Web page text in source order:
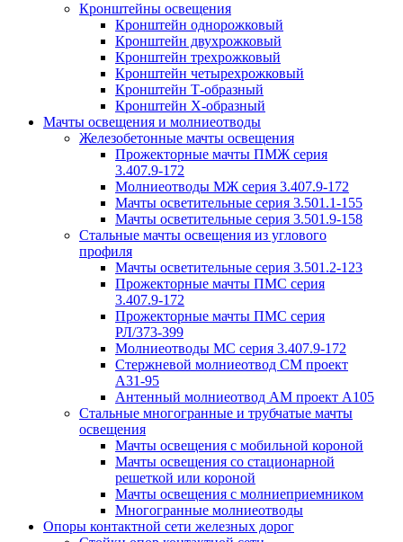
Кронштейны освещения
Кронштейн однорожковый
Кронштейн двухрожковый
Кронштейн трехрожковый
Кронштейн четырехрожковый
Кронштейн Т-образный
Кронштейн Х-образный
Мачты освещения и молниеотводы
Железобетонные мачты освещения
Прожекторные мачты ПМЖ серия
3.407.9-172
Молниеотводы МЖ серия 3.407.9-172
Мачты осветительные серия 3.501.1-155
Мачты осветительные серия 3.501.9-158
Стальные мачты освещения из углового
профиля
Мачты осветительные серия 3.501.2-123
Прожекторные мачты ПМС серия
3.407.9-172
Прожекторные мачты ПМС серия
РЛ/373-399
Молниеотводы МС серия 3.407.9-172
Стержневой молниеотвод СМ проект
А31-95
Антенный молниеотвод АМ проект А105
Стальные многогранные и трубчатые мачты
освещения
Мачты освещения с мобильной короной
Мачты освещения со стационарной
решеткой или короной
Мачты освещения с молниеприемником
Многогранные молниеотводы
Опоры контактной сети железных дорог